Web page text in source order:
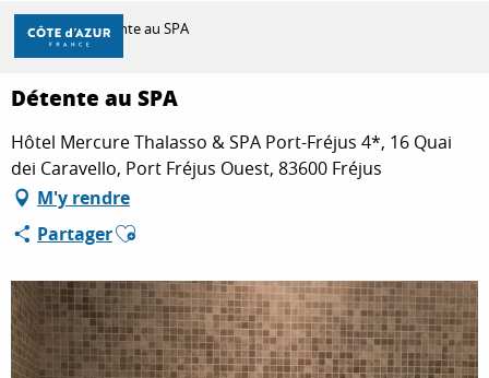
Aller
contenu
principal
DÉCOUVRIR
À FAIRE
SÉJOURNER
Accueil Détente au SPA
Détente au SPA
Hôtel Mercure Thalasso & SPA Port-Fréjus 4*, 16 Quai
dei Caravello, Port Fréjus Ouest, 83600 Fréjus
M'y rendre
PartagerAjouter aux favoris